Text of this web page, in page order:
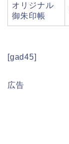
オリジナル
御朱印帳
[gad45]
広告